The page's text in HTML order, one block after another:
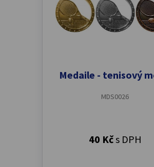
Medaile - tenisový
MDS0026
40 Kčs DPH